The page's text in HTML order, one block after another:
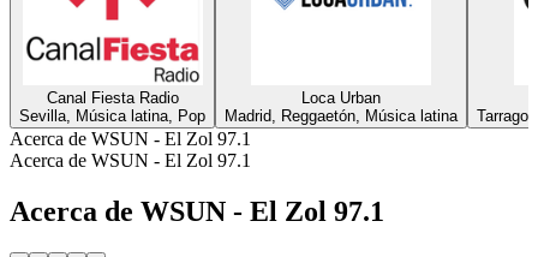
Canal Fiesta Radio
Sevilla, Música latina, Pop
Loca Urban
Madrid, Reggaetón, Música latina
Acerca de WSUN - El Zol 97.1
Acerca de WSUN - El Zol 97.1
Acerca de WSUN - El Zol 97.1